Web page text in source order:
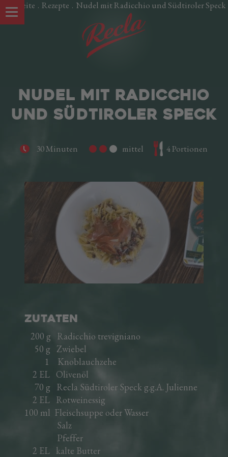
Startseite . Rezepte . Nudel mit Radicchio und Südtiroler Speck
UNSERE SPEZIALITÄTEN
Südtiroler Speck g.g.A.
Oltspeck
Pancetta Brettlspeck
Kaminwurzen
Kochschinken
Italienische Spezialitäten
EINE FAMILIENGESCHICHTE
DER VINSCHGAU
DAS UNTERNEHMEN
NUDEL MIT RADICCHIO
UND SÜDTIROLER SPECK
30 Minuten mittel 4 Portionen
ZUTATEN
200 g Radicchio trevigniano
50 g Zwiebel
1 Knoblauchzehe
2 EL Olivenöl
70 g Recla Südtiroler Speck g.g.A. Julienne
2 EL Rotweinessig
100 ml Fleischsuppe oder Wasser
Salz
Pfeffer
2 EL kalte Butter